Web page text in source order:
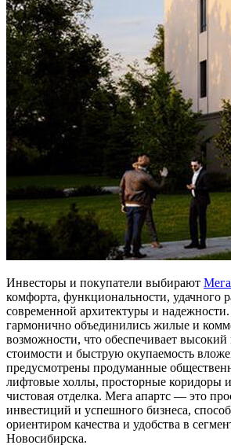
Инвесторы и покупатели выбирают
комфорта, функциональности, удачного
современной архитектуры и
гармонично объединились жилые и
возможности, что обеспечивает высокий
стоимости и быструю окупаемость
предусмотрены продуманные
лифтовые холлы, просторные коридоры и
чистовая отделка. Мега апартс — это
инвестиций и успешного бизнеса,
ориентиром качества и удобства в
Новосибирска.